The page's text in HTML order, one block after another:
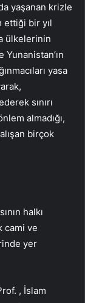
yaşanan krizle
bir yıl
ülkelerinin
Yunanistan’ın
yasa
sınırı
almadığı,
birçok
halkı
cami ve
yer
, İslam